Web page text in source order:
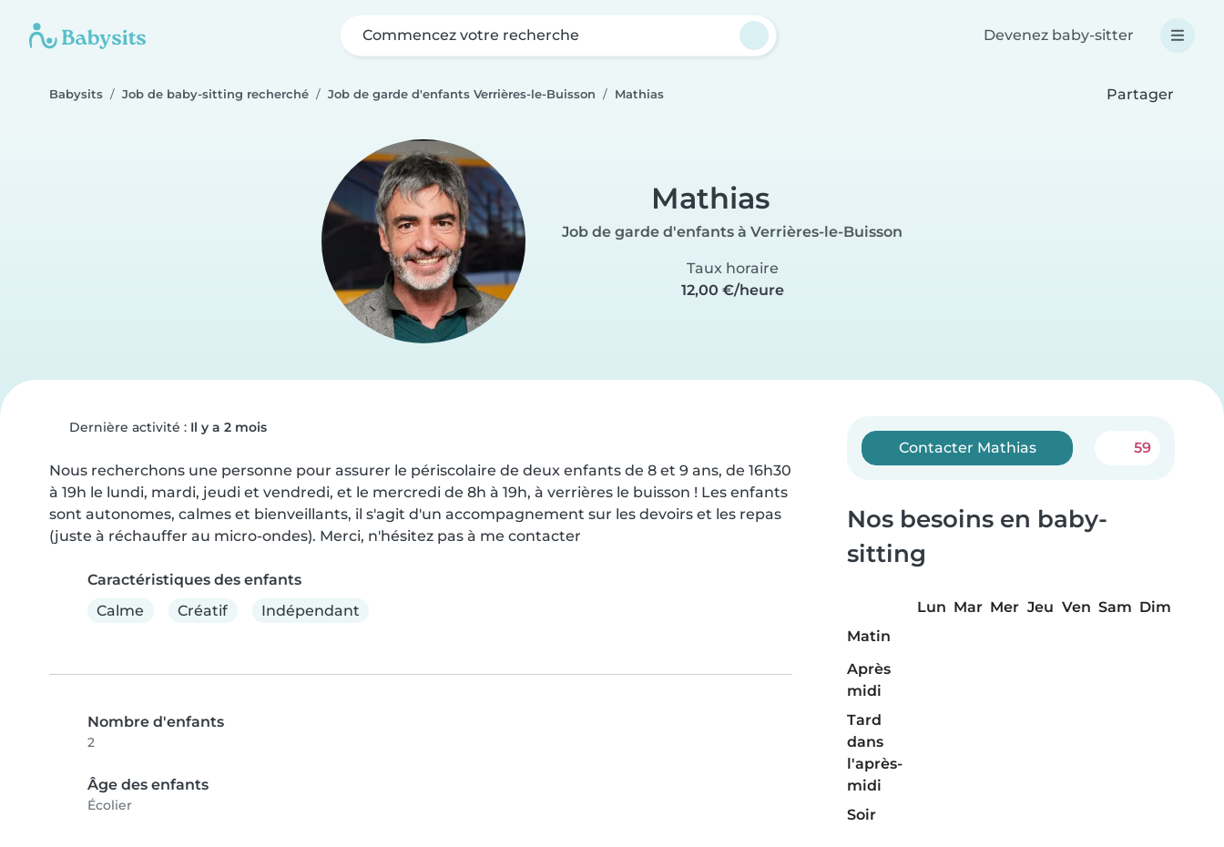
Commencez votre recherche Devenez baby-sitter
Babysits Job de baby-sitting recherché Job de garde d'enfants Verrières-le-Buisson Mathias Partager
Mathias
Job de garde d'enfants à Verrières-le-Buisson
Taux horaire
12,00 €/heure
Dernière activité : Il y a 2 mois
Nous recherchons une personne pour assurer le périscolaire de deux enfants de 8 et 9 ans, de 16h30
à 19h le lundi, mardi, jeudi et vendredi, et le mercredi de 8h à 19h, à verrières le buisson ! Les enfants
sont autonomes, calmes et bienveillants, il s'agit d'un accompagnement sur les devoirs et les repas
(juste à réchauffer au micro-ondes). Merci, n'hésitez pas à me contacter
Caractéristiques des enfants
Calme
Créatif Indépendant
Nombre d'enfants
2
Âge des enfants
Écolier
Contacter Mathias 59
Nos besoins en baby-
sitting
Lun Mar Mer Jeu Ven Sam Dim
Matin
Après
midi
Tard
dans
l'après-
midi
Soir